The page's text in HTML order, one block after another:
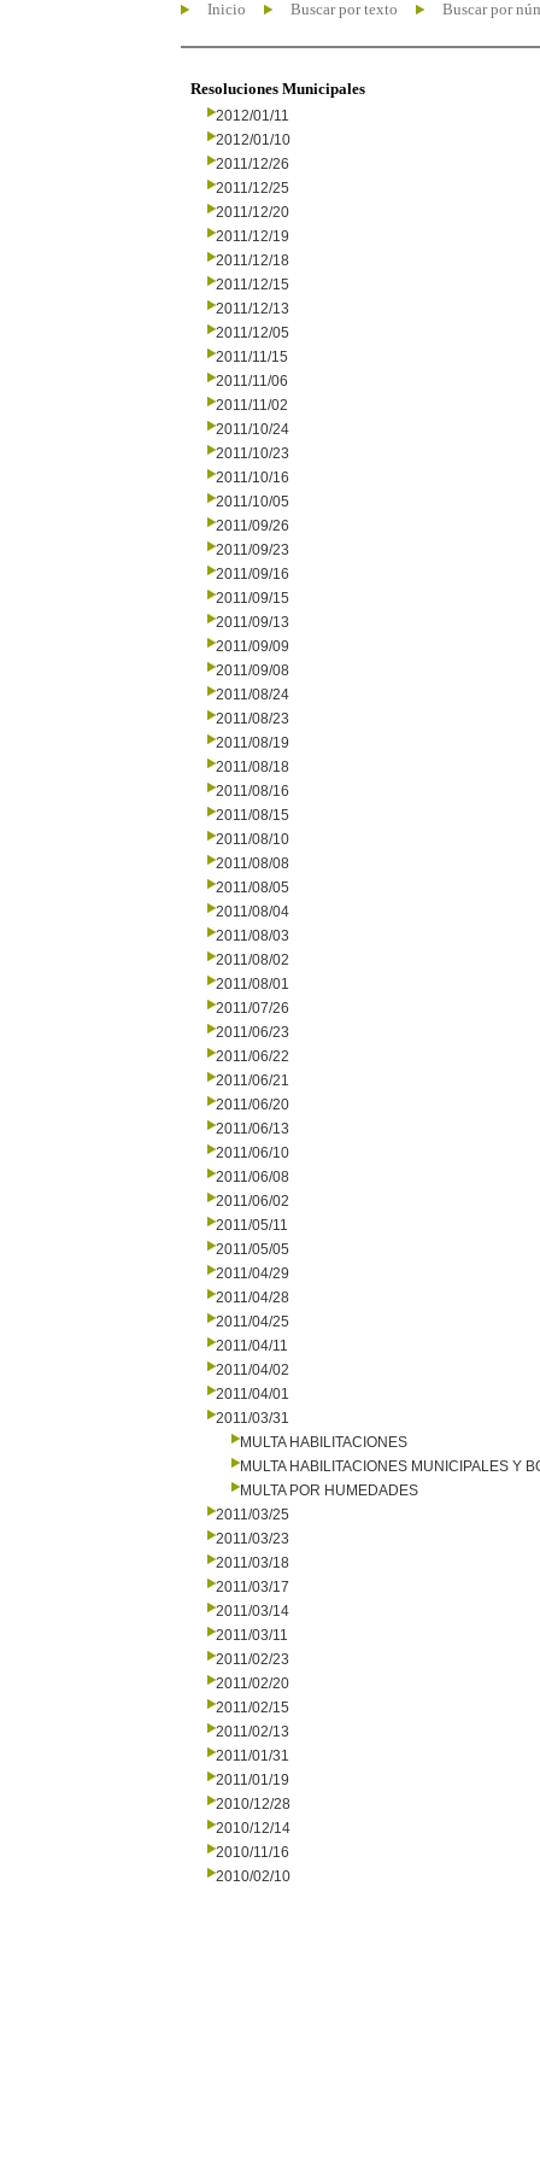
Inicio Buscar por texto Buscar por
Resoluciones Municipales
2012/01/11
2012/01/10
2011/12/26
2011/12/25
2011/12/20
2011/12/19
2011/12/18
2011/12/15
2011/12/13
2011/12/05
2011/11/15
2011/11/06
2011/11/02
2011/10/24
2011/10/23
2011/10/16
2011/10/05
2011/09/26
2011/09/23
2011/09/16
2011/09/15
2011/09/13
2011/09/09
2011/09/08
2011/08/24
2011/08/23
2011/08/19
2011/08/18
2011/08/16
2011/08/15
2011/08/10
2011/08/08
2011/08/05
2011/08/04
2011/08/03
2011/08/02
2011/08/01
2011/07/26
2011/06/23
2011/06/22
2011/06/21
2011/06/20
2011/06/13
2011/06/10
2011/06/08
2011/06/02
2011/05/11
2011/05/05
2011/04/29
2011/04/28
2011/04/25
2011/04/11
2011/04/02
2011/04/01
2011/03/31
MULTA HABILITACIONES
MULTA HABILITACIONES MUNICIPALES Y
MULTA POR HUMEDADES
2011/03/25
2011/03/23
2011/03/18
2011/03/17
2011/03/14
2011/03/11
2011/02/23
2011/02/20
2011/02/15
2011/02/13
2011/01/31
2011/01/19
2010/12/28
2010/12/14
2010/11/16
2010/02/10